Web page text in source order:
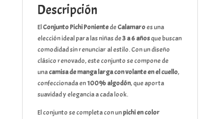
volante
marrón
cantidad
Descripción
ElConjunto Pichi PonientedeCalamaroes una
elección ideal para las niñas de3 a 6 añosque buscan
comodidad sin renunciar al estilo. Con un diseño
clásico renovado, este conjunto se compone de
unacamisa de manga larga con volante en el cuello,
confeccionada en100% algodón, que aporta
suavidad y elegancia a cada look.
El conjunto se completa con unpichi en color